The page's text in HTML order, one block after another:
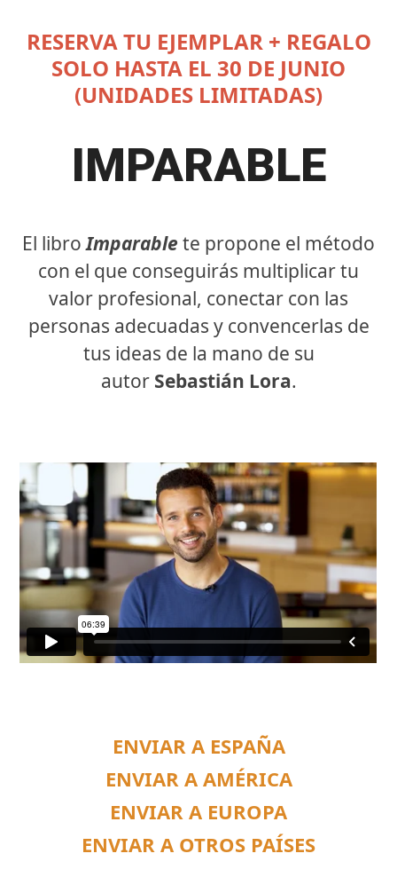
contentRESERVA TU EJEMPLAR + REGALO
SOLO HASTA EL 30 DE JUNIO
(UNIDADES LIMITADAS)
IMPARABLE
El libroImparablete propone el método
con el que conseguirás multiplicar tu
valor profesional, conectar con las
personas adecuadas y convencerlas de
tus ideas de la mano de su
autorSebastián Lora.
ENVIAR A ESPAÑA
ENVIAR A AMÉRICA
ENVIAR A EUROPA
ENVIAR A OTROS PAÍSES